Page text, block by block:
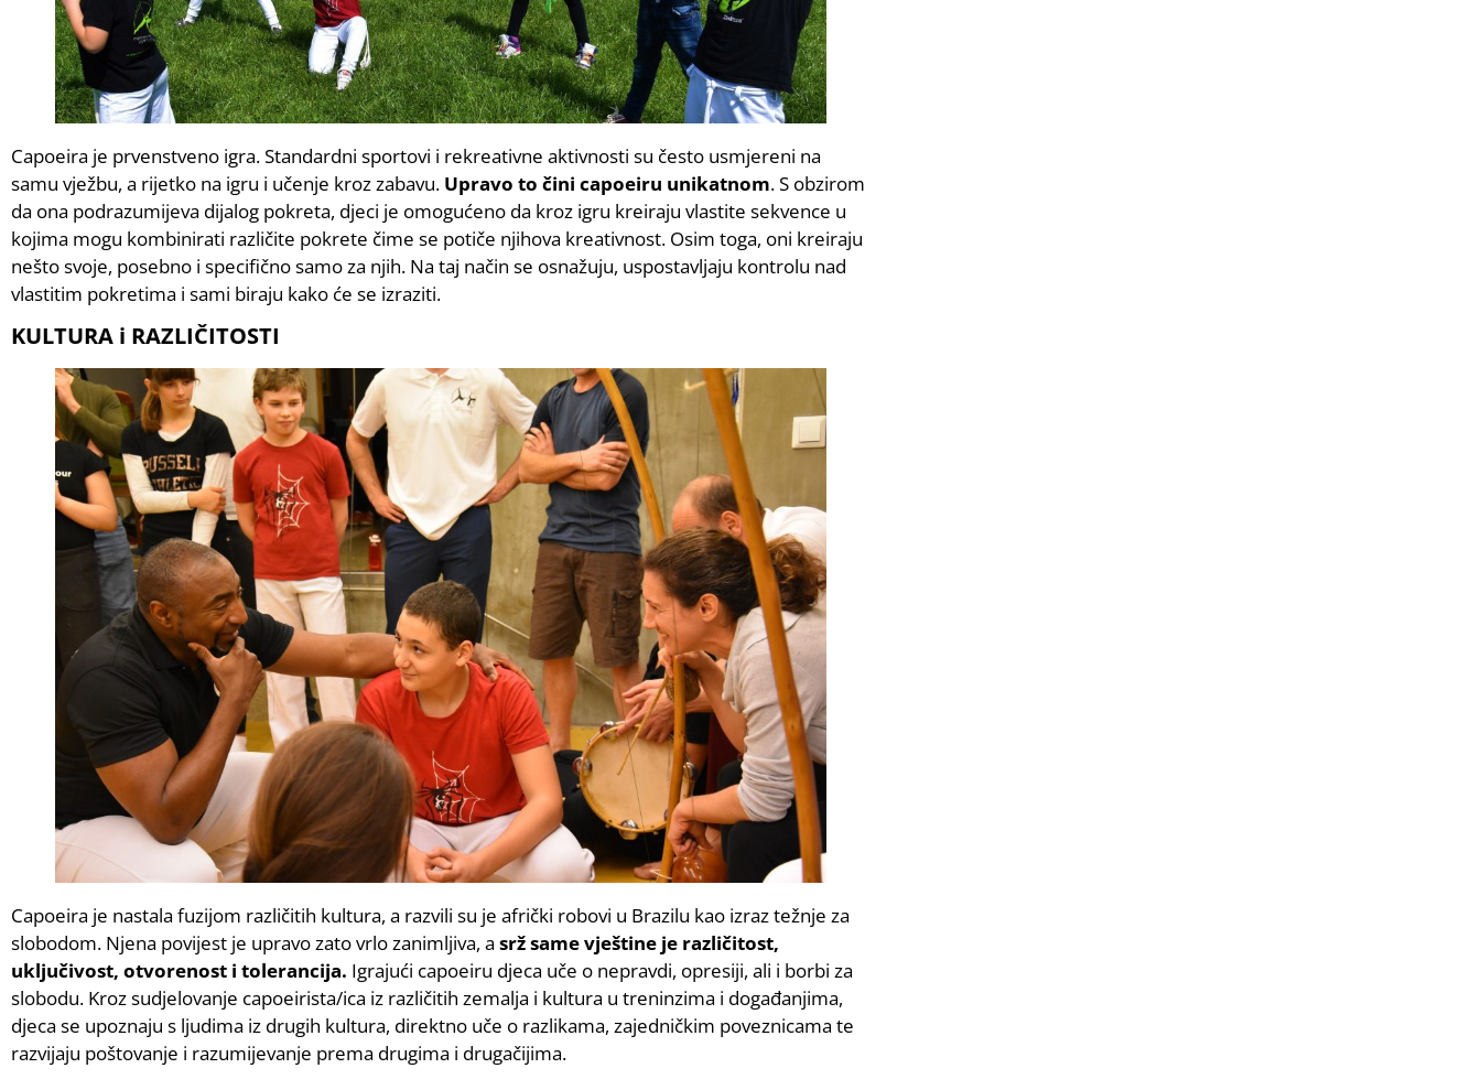
Capoeira je prvenstveno igra. Standardni sportovi i rekreativne aktivnosti su često usmjereni na
samu vježbu, a rijetko na igru i učenje kroz zabavu. Upravo to čini capoeiru unikatnom. S obzirom
da ona podrazumijeva dijalog pokreta, djeci je omogućeno da kroz igru kreiraju vlastite sekvence u
kojima mogu kombinirati različite pokrete čime se potiče njihova kreativnost. Osim toga, oni kreiraju
nešto svoje, posebno i specifično samo za njih. Na taj način se osnažuju, uspostavljaju kontrolu nad
vlastitim pokretima i sami biraju kako će se izraziti.
KULTURA i RAZLIČITOSTI
Capoeira je nastala fuzijom različitih kultura, a razvili su je afrički robovi u Brazilu kao izraz težnje za
slobodom. Njena povijest je upravo zato vrlo zanimljiva, a srž same vještine je različitost,
uključivost, otvorenost i tolerancija. Igrajući capoeiru djeca uče o nepravdi, opresiji, ali i borbi za
slobodu. Kroz sudjelovanje capoeirista/ica iz različitih zemalja i kultura u treninzima i događanjima,
djeca se upoznaju s ljudima iz drugih kultura, direktno uče o razlikama, zajedničkim poveznicama te
razvijaju poštovanje i razumijevanje prema drugima i drugačijima.